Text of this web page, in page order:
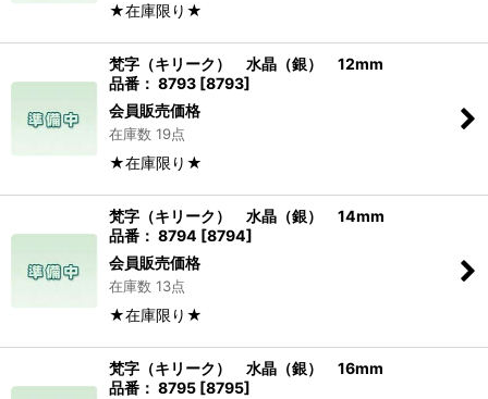
★在庫限り★
梵字（キリーク） 水晶（銀） 12mm
品番： 8793 [8793]
会員販売価格
在庫数 19点
★在庫限り★
梵字（キリーク） 水晶（銀） 14mm
品番： 8794 [8794]
会員販売価格
在庫数 13点
★在庫限り★
梵字（キリーク） 水晶（銀） 16mm
品番： 8795 [8795]